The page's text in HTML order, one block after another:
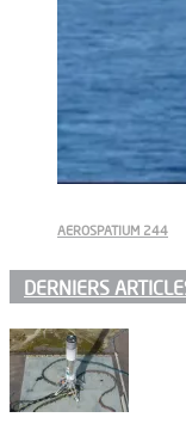
AEROSPATIUM 244
DERNIERS